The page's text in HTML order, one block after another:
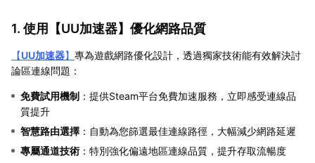
1. 使用【UU加速器】優化網路品質
【UU加速器】 專為遊戲網路優化設計，透過獨家技術能有效解決討
論區連線問題：
免費試用機制 ：提供Steam平台免費加速服務，立即感受連線品
質提升
智慧路由選擇 ：自動為您篩選最佳連線路徑，大幅減少網路延遲
專屬通道技術 ：特別強化偏遠地區連線品質，提升存取流暢度